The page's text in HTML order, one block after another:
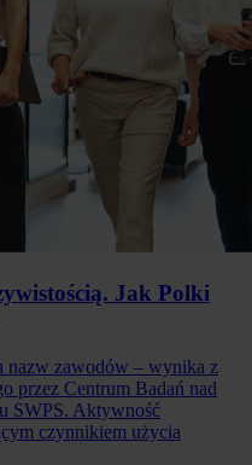
Jak Polki
nazw zawodów – wynika z
przez Centrum Badań nad
SWPS. Aktywność
czynnikiem użycia